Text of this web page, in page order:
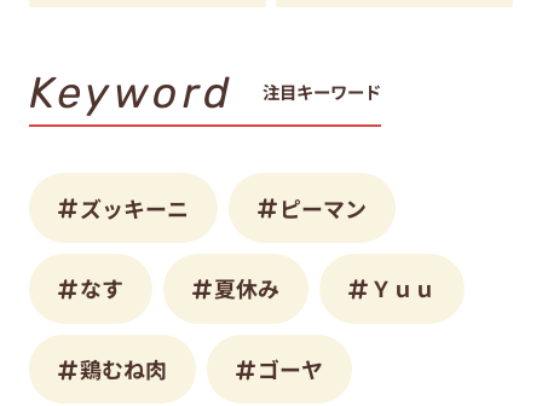
Keyword 注目キーワード
ズッキーニ ピーマン
なす 夏休み Ｙｕｕ
鶏むね肉 ゴーヤ